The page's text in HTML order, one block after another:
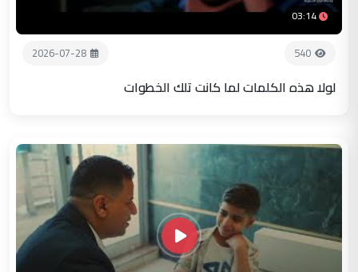
03:14
540
2026-07-28
لولا هذه الكلمات لما كانت تلك الخطوات